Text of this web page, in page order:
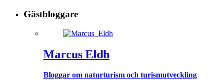
Gästbloggare
Marcus Eldh
Bloggar om naturturism och turismutveckling